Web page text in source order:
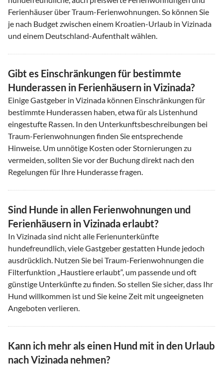
Ferienhäuser über Traum-Ferienwohnungen. So können Sie
je nach Budget zwischen einem Kroatien-Urlaub in Vizinada
und einem Deutschland-Aufenthalt wählen.
Gibt es Einschränkungen für bestimmte
Hunderassen in Ferienhäusern in Vizinada?
Einige Gastgeber in Vizinada können Einschränkungen für
bestimmte Hunderassen haben, etwa für als Listenhund
eingestufte Rassen. In den Unterkunftsbeschreibungen bei
Traum-Ferienwohnungen finden Sie entsprechende
Hinweise. Um unnötige Kosten oder Stornierungen zu
vermeiden, sollten Sie vor der Buchung direkt nach den
Regelungen für Ihre Hunderasse fragen.
Sind Hunde in allen Ferienwohnungen und
Ferienhäusern in Vizinada erlaubt?
In Vizinada sind nicht alle Ferienunterkünfte
hundefreundlich, viele Gastgeber gestatten Hunde jedoch
ausdrücklich. Nutzen Sie bei Traum-Ferienwohnungen die
Filterfunktion „Haustiere erlaubt“, um passende und oft
günstige Unterkünfte zu finden. So stellen Sie sicher, dass Ihr
Hund willkommen ist und Sie keine Zeit mit ungeeigneten
Angeboten verlieren.
Kann ich mehr als einen Hund mit in den Urlaub
nach Vizinada nehmen?